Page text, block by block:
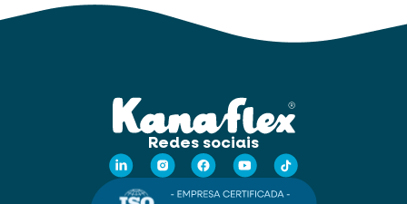
Redes sociais